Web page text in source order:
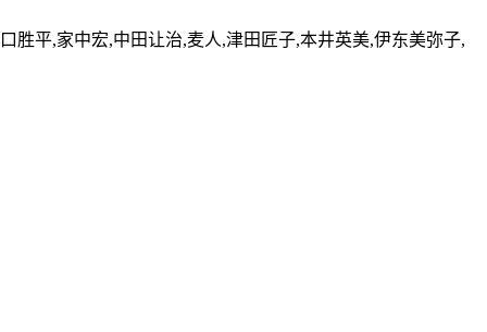
胜平,家中宏,中田让治,麦人,津田匠子,本井英美,伊东美弥子,